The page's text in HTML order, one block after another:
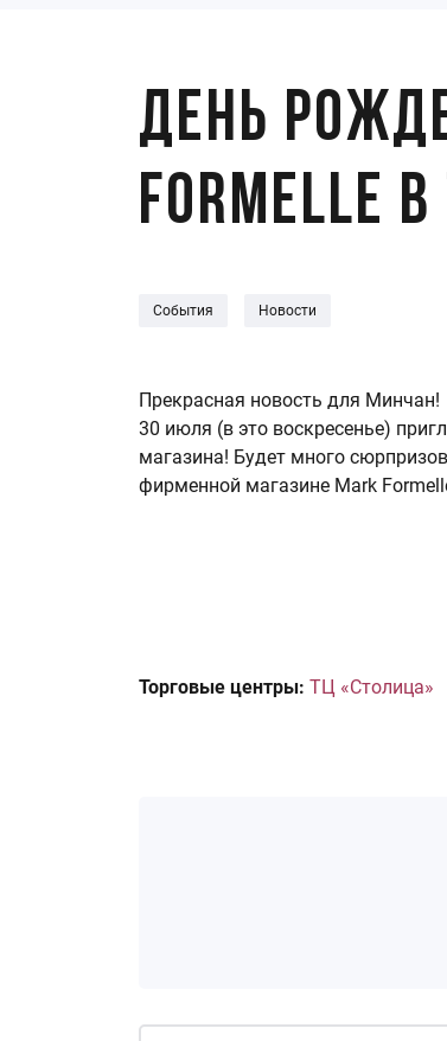
День
Formelle в
События Новости
Прекрасная новость для Минчан!
30 июля (в это воскресенье)
магазина! Будет много
фирменной магазине Mark
Торговые центры: ТЦ «Столица»